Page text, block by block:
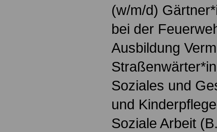
(w/m/d)
bei der
Ausbildung
Soziales und
und
Soziale Arbeit